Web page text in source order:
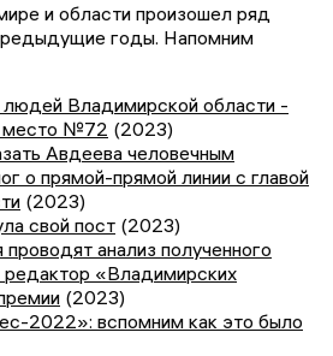
и области произошел ряд
годы. Напомним
людей Владимирской области -
место №72 (2023)
Авдеева человечным
о прямой-прямой линии с главой
(2023)
свой пост (2023)
анализ полученного
редактор «Владимирских
(2023)
2022»: вспомним как это было